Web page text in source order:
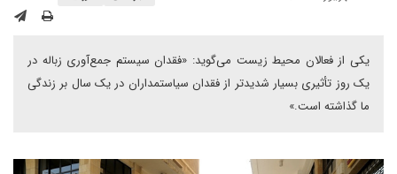
یکی از فعالان محیط زیست می‌گوید: «فقدان سیستم جمع‌آوری زباله در
یک روز تأثیری بسیار شدیدتر از فقدان سیاستمداران در یک سال بر زندگی
ما گذاشته است.»